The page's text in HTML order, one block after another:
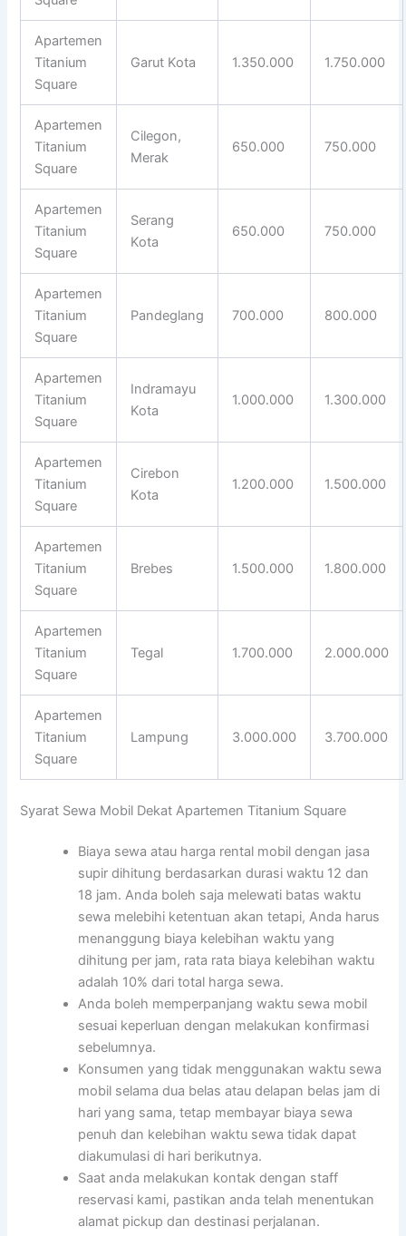
Apartemen
Titanium
Square
Garut Kota 1.350.000 1.750.000
Apartemen
Titanium
Square
Cilegon,
Merak
650.000 750.000
Apartemen
Titanium
Square
Serang
Kota
650.000 750.000
Apartemen
Titanium
Square
Pandeglang 700.000 800.000
Apartemen
Titanium
Square
Indramayu
Kota
1.000.000 1.300.000
Apartemen
Titanium
Square
Cirebon
Kota
1.200.000 1.500.000
Apartemen
Titanium
Square
Brebes 1.500.000 1.800.000
Apartemen
Titanium
Square
Tegal 1.700.000 2.000.000
Apartemen
Titanium
Square
Lampung 3.000.000 3.700.000
Syarat Sewa Mobil Dekat Apartemen Titanium Square
Biaya sewa atau harga rental mobil dengan jasa
supir dihitung berdasarkan durasi waktu 12 dan
18 jam. Anda boleh saja melewati batas waktu
sewa melebihi ketentuan akan tetapi, Anda harus
menanggung biaya kelebihan waktu yang
dihitung per jam, rata rata biaya kelebihan waktu
adalah 10% dari total harga sewa.
Anda boleh memperpanjang waktu sewa mobil
sesuai keperluan dengan melakukan konfirmasi
sebelumnya.
Konsumen yang tidak menggunakan waktu sewa
mobil selama dua belas atau delapan belas jam di
hari yang sama, tetap membayar biaya sewa
penuh dan kelebihan waktu sewa tidak dapat
diakumulasi di hari berikutnya.
Saat anda melakukan kontak dengan staff
reservasi kami, pastikan anda telah menentukan
alamat pickup dan destinasi perjalanan.